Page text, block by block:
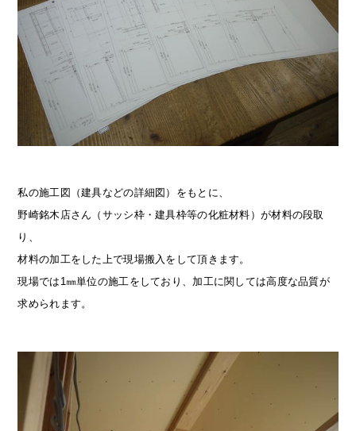
私の施工図（建具などの詳細図）をもとに、
野崎銘木店さん（サッシ枠・建具枠等の化粧材料）が材料の段取
り、
材料の加工をした上で現場搬入をして頂きます。
現場では1㎜単位の施工をしており、加工に関しては高度な品質が
求められます。